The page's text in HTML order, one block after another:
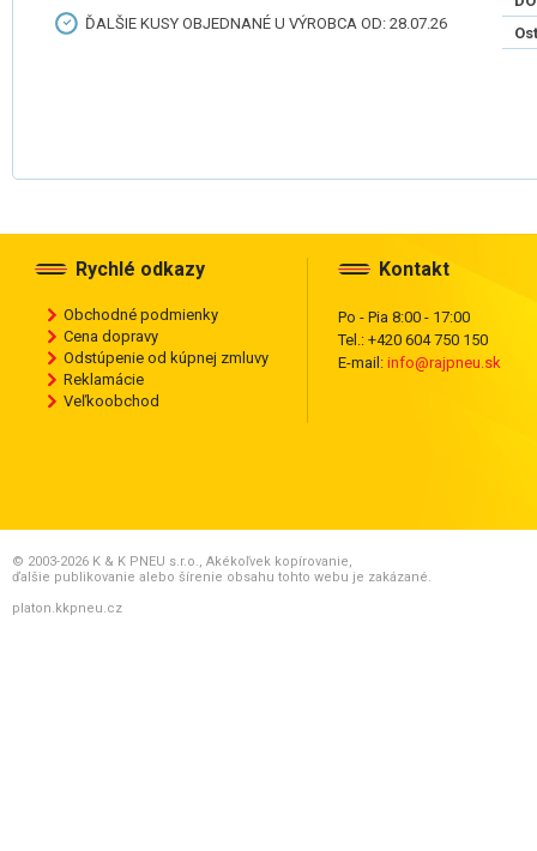
ĎALŠIE KUSY OBJEDNANÉ U VÝROBCA OD: 28.07.26
Rychlé odkazy
Obchodné podmienky
Cena dopravy
Odstúpenie od kúpnej zmluvy
Reklamácie
Veľkoobchod
Kontakt
Po - Pia 8:00 - 17:00
Tel.: +420 604 750 150
E-mail: info@rajpneu.sk
© 2003-2026 K & K PNEU s.r.o., Akékoľvek kopírovanie,
ďalšie publikovanie alebo šírenie obsahu tohto webu je zakázané.
platon.kkpneu.cz